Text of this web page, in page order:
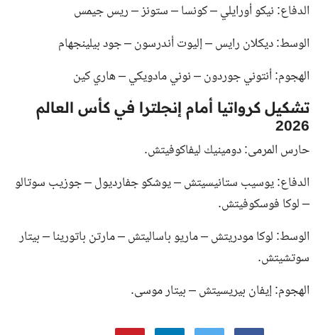
الدفاع: نيكو أورايلي – كونسا – ستونز – ريس جيمس
الوسط: ديكلان رايس – إليوت أندرسون – جود بيلينجهام
الهجوم: أنتوني جوردون – نوني مادويكي – هاري كين
تشكيل كرواتيا أمام إنجلترا في كأس العالم
2026
حارس المرمى: دومينيك ليفاكوفيتش.
الدفاع: يوسيب ستانيسيتش – يوشكو جفارديول – جوزيب سوتالو
– لوكا فوسكوفيتش.
الوسط: لوكا مودريتش – ماريو باساليتش – مارتن باتورينا – بيتار
سوتشيتش.
الهجوم: إيفان بيريسيتش – بيتار موسى.